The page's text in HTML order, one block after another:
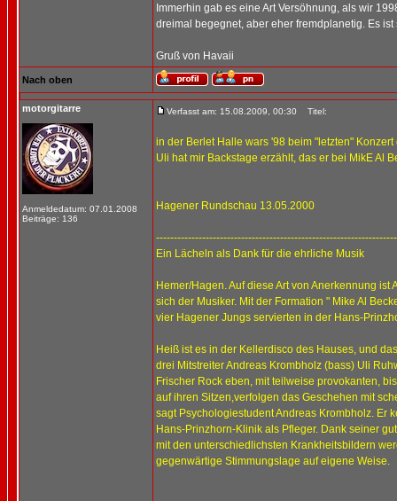
Immerhin gab es eine Art Versöhnung, als wir
dreimal begegnet, aber eher fremdplanetig. Es
Gruß von Havaii
Nach oben
motorgitarre
Anmeldedatum: 07.01.2008
Beiträge: 136
Verfasst am: 15.08.2009, 00:30 Titel:
in der Berlet Halle wars '98 beim "letzten" Konzert
Uli hat mir Backstage erzählt, das er bei MikE Al
Hagener Rundschau 13.05.2000
Ein Lächeln als Dank für die ehrliche Musik
Hemer/Hagen. Auf diese Art von Anerkennung
sich der Musiker. Mit der Formation " Mike Al
vier Hagener Jungs servierten in der Hans-
Heiß ist es in der Kellerdisco des Hauses, und
drei Mitstreiter Andreas Krombholz (bass) Uli
Frischer Rock eben, mit teilweise provokanten,
auf ihren Sitzen,verfolgen das Geschehen mit
sagt Psychologiestudent Andreas Krombholz. Er
Hans-Prinzhorn-Klinik als Pfleger. Dank seiner
mit den unterschiedlichsten Krankheitsbildern
gegenwärtige Stimmungslage auf eigene Weise.